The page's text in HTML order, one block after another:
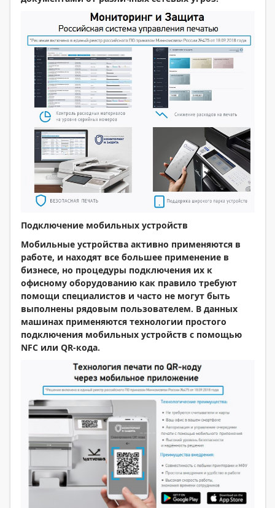
Подключение мобильных устройств
Мобильные устройства активно применяются в
работе, и находят все большее применение в
бизнесе, но процедуры подключения их к
офисному оборудованию как правило требуют
помощи специалистов и часто не могут быть
выполнены рядовым пользователем. В данных
машинах применяются технологии простого
подключения мобильных устройств с помощью
NFC или QR-кода.